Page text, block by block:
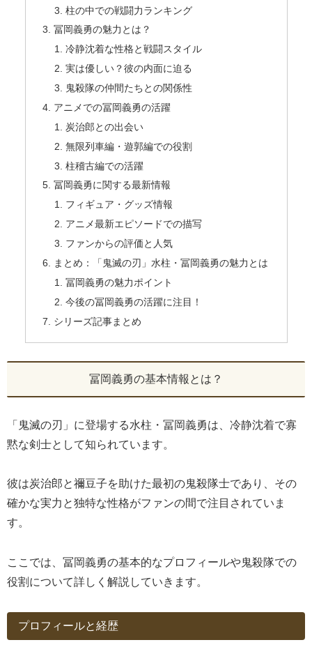
柱の中での戦闘力ランキング
冨岡義勇の魅力とは？
冷静沈着な性格と戦闘スタイル
実は優しい？彼の内面に迫る
鬼殺隊の仲間たちとの関係性
アニメでの冨岡義勇の活躍
炭治郎との出会い
無限列車編・遊郭編での役割
柱稽古編での活躍
冨岡義勇に関する最新情報
フィギュア・グッズ情報
アニメ最新エピソードでの描写
ファンからの評価と人気
まとめ：「鬼滅の刃」水柱・冨岡義勇の魅力とは
冨岡義勇の魅力ポイント
今後の冨岡義勇の活躍に注目！
シリーズ記事まとめ
冨岡義勇の基本情報とは？
「鬼滅の刃」に登場する水柱・冨岡義勇は、冷静沈着で寡
黙な剣士として知られています。
彼は炭治郎と禰豆子を助けた最初の鬼殺隊士であり、その
確かな実力と独特な性格がファンの間で注目されていま
す。
ここでは、冨岡義勇の基本的なプロフィールや鬼殺隊での
役割について詳しく解説していきます。
プロフィールと経歴